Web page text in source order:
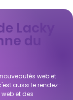
Lacky
du
web et
aussi le rendez-
et des